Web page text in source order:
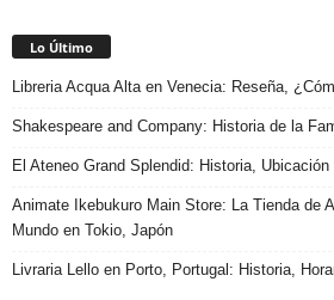
Lo Último
Libreria Acqua Alta en Venecia: Reseña,
Shakespeare and Company: Historia de la
El Ateneo Grand Splendid: Historia,
Animate Ikebukuro Main Store: La Tienda de
Mundo en Tokio, Japón
Livraria Lello en Porto, Portugal: Historia,